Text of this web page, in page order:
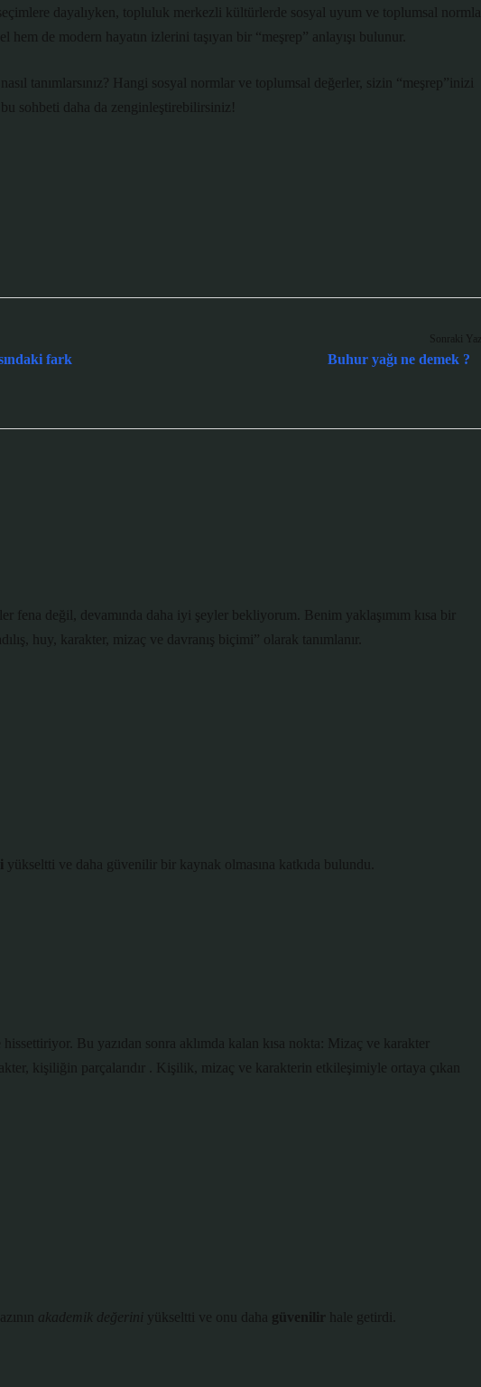
dayalıyken, topluluk merkezli kültürlerde sosyal uyum ve toplumsal normlar
de modern hayatın izlerini taşıyan bir “meşrep” anlayışı bulunur.
tanımlarsınız? Hangi sosyal normlar ve toplumsal değerler, sizin “meşrep”inizi
sohbeti daha da zenginleştirebilirsiniz!
fark
Sonraki Yazı
Buhur yağı ne demek ?
fena değil, devamında daha iyi şeyler bekliyorum. Benim yaklaşımım kısa bir
huy, karakter, mizaç ve davranış biçimi” olarak tanımlanır.
yükseltti ve daha güvenilir bir kaynak olmasına katkıda bulundu.
Bu yazıdan sonra aklımda kalan kısa nokta: Mizaç ve karakter
kişiliğin parçalarıdır . Kişilik, mizaç ve karakterin etkileşimiyle ortaya çıkan
akademik değerini yükseltti ve onu daha güvenilir hale getirdi.